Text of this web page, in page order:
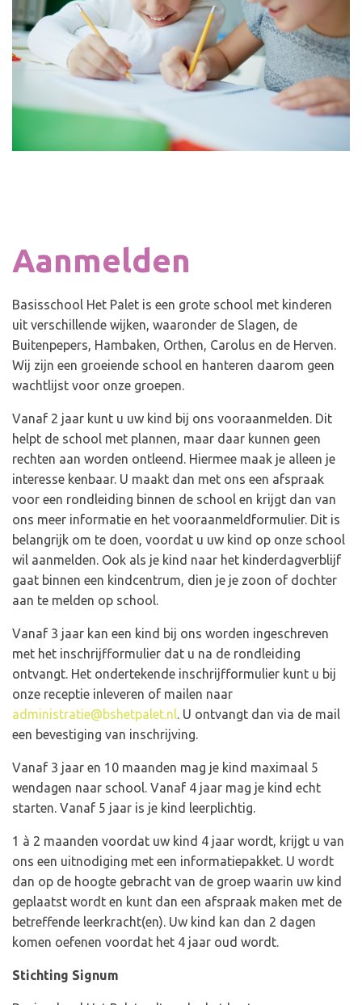
Aanmelden
Basisschool Het Palet is een grote school met kinderen
uit verschillende wijken, waaronder de Slagen, de
Buitenpepers, Hambaken, Orthen, Carolus en de Herven.
Wij zijn een groeiende school en hanteren daarom geen
wachtlijst voor onze groepen.
Vanaf 2 jaar kunt u uw kind bij ons vooraanmelden. Dit
helpt de school met plannen, maar daar kunnen geen
rechten aan worden ontleend. Hiermee maak je alleen je
interesse kenbaar. U maakt dan met ons een afspraak
voor een rondleiding binnen de school en krijgt dan van
ons meer informatie en het vooraanmeldformulier. Dit is
belangrijk om te doen, voordat u uw kind op onze school
wil aanmelden. Ook als je kind naar het kinderdagverblijf
gaat binnen een kindcentrum, dien je je zoon of dochter
aan te melden op school.
Vanaf 3 jaar kan een kind bij ons worden ingeschreven
met het inschrijfformulier dat u na de rondleiding
ontvangt. Het ondertekende inschrijfformulier kunt u bij
onze receptie inleveren of mailen naar
administratie@bshetpalet.nl. U ontvangt dan via de mail
een bevestiging van inschrijving.
Vanaf 3 jaar en 10 maanden mag je kind maximaal 5
wendagen naar school. Vanaf 4 jaar mag je kind echt
starten. Vanaf 5 jaar is je kind leerplichtig.
1 à 2 maanden voordat uw kind 4 jaar wordt, krijgt u van
ons een uitnodiging met een informatiepakket. U wordt
dan op de hoogte gebracht van de groep waarin uw kind
geplaatst wordt en kunt dan een afspraak maken met de
betreffende leerkracht(en). Uw kind kan dan 2 dagen
komen oefenen voordat het 4 jaar oud wordt.
Stichting Signum